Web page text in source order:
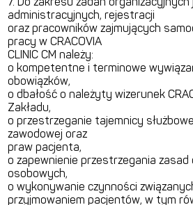
administracyjnych, rejestracji
oraz pracowników zajmujących
pracy w CRACOVIA
CLINIC CM należy:
o kompetentne i terminowe
obowiązków,
o dbałość o należyty wizerunek
Zakładu,
o przestrzeganie tajemnicy
zawodowej oraz
praw pacjenta,
o zapewnienie przestrzegania
osobowych,
o wykonywanie czynności
przyjmowaniem pacjentów, w tym